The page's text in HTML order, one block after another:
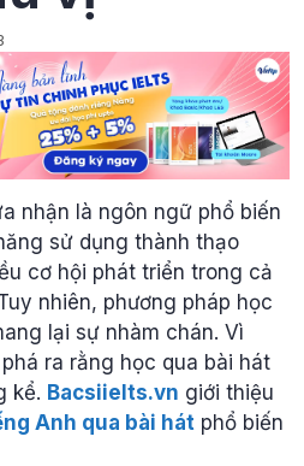
nhận là ngôn ngữ phổ biến
sử dụng thành thạo
cơ hội phát triển trong cả
nhiên, phương pháp học
lại sự nhàm chán. Vì
ra rằng học qua bài hát
kể. Bacsiielts.vn giới thiệu
Anh qua bài hát phổ biến